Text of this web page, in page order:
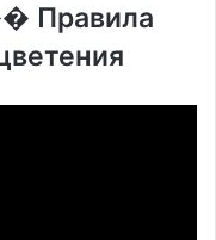
Правила